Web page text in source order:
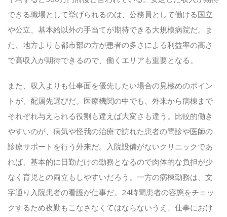
できる職場として挙げられるのは、公務員として働ける国立
や公立、基本給以外の手当てが期待できる大規模病院だ。ま
た、地方よりも都市部の方が患者の多さによる利益率の高さ
で高収入が期待できるので、働くエリアも重要となる。
また、収入よりも仕事面を優先したい場合の見極めのポイン
トが、配属先選びだ。医療機関の中でも、外来から病棟まで
それぞれ与えられる役割も違えば大変さも違う。比較的働き
やすいのが、病気や怪我の治療で訪れた患者の問診や医師の
診療サポートを行う外来だ。入院設備がないクリニックであ
れば、基本的に日勤だけの勤務となるので肉体的な負担が少
なく育児との両立もしやすいだろう。一方の病棟勤務は、文
字通り入院患者の看護が仕事だ。24時間患者の容態をチェッ
クするため夜勤もこなさなくてはならないうえ、仕事におけ